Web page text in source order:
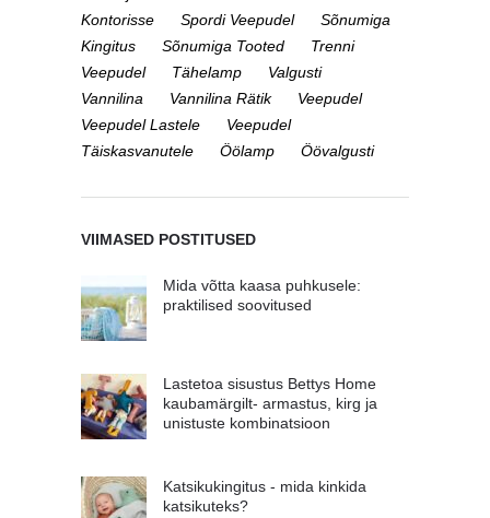
Kontorisse
Spordi Veepudel
Sõnumiga
Kingitus
Sõnumiga Tooted
Trenni
Veepudel
Tähelamp
Valgusti
Vannilina
Vannilina Rätik
Veepudel
Veepudel Lastele
Veepudel
Täiskasvanutele
Öölamp Öövalgusti
VIIMASED POSTITUSED
Mida võtta kaasa puhkusele:
praktilised soovitused
Lastetoa sisustus Bettys Home
kaubamärgilt- armastus, kirg ja
unistuste kombinatsioon
Katsikukingitus - mida kinkida
katsikuteks?